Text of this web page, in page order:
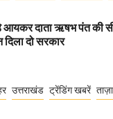
दाता ऋषभ पंत की
दो सरकार
उत्तराखंड ट्रेंडिंग खबरें